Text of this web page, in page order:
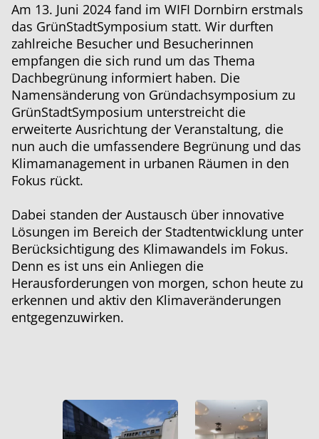
Am 13. Juni 2024 fand im WIFI Dornbirn erstmals
das GrünStadtSymposium statt. Wir durften
zahlreiche Besucher und Besucherinnen
empfangen die sich rund um das Thema
Dachbegrünung informiert haben. Die
Namensänderung von Gründachsymposium zu
GrünStadtSymposium unterstreicht die
erweiterte Ausrichtung der Veranstaltung, die
nun auch die umfassendere Begrünung und das
Klimamanagement in urbanen Räumen in den
Fokus rückt.
Dabei standen der Austausch über innovative
Lösungen im Bereich der Stadtentwicklung unter
Berücksichtigung des Klimawandels im Fokus.
Denn es ist uns ein Anliegen die
Herausforderungen von morgen, schon heute zu
erkennen und aktiv den Klimaveränderungen
entgegenzuwirken.